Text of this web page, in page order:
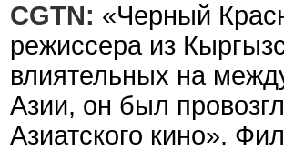
CGTN: «Черный
режиссера из
влиятельных на
Азии, он был
Азиатского кино».